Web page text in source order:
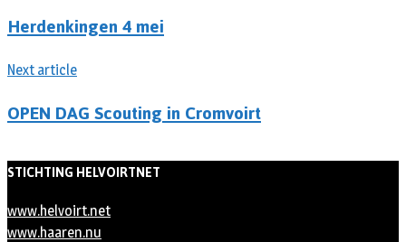
Herdenkingen 4 mei
Next article
OPEN DAG Scouting in Cromvoirt
STICHTING HELVOIRTNET
www.helvoirt.net
www.haaren.nu